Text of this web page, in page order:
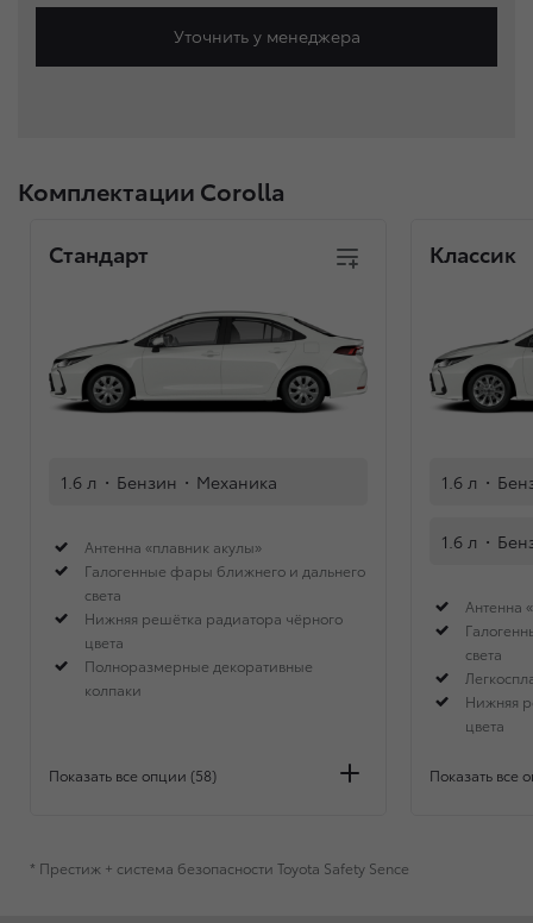
Уточнить у менеджера
Комплектации Corolla
Стандарт
1.6 л · Бензин · Механика
Антенна «плавник акулы»
Галогенные фары ближнего и дальнего
света
Нижняя решётка радиатора чёрного
цвета
Полноразмерные декоративные
колпаки
Показать все опции (58)
Классик
1.6 л ·
1.6 л ·
Антенна
света
Нижняя
цвета
Показать все
* Престиж + система безопасности Toyota Safety Sence